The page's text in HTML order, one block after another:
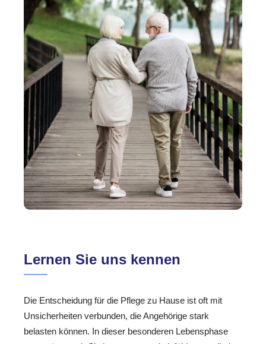
Lernen Sie uns kennen
Die Entscheidung für die Pflege zu Hause ist oft mit
Unsicherheiten verbunden, die Angehörige stark
belasten können. In dieser besonderen Lebensphase